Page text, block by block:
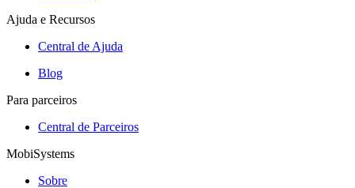
Ajuda e Recursos
Central de Ajuda
Blog
Para parceiros
Central de Parceiros
MobiSystems
Sobre